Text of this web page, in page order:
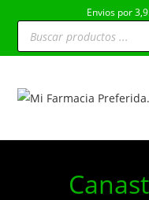
contenido
Envios por
Búsqueda
productos